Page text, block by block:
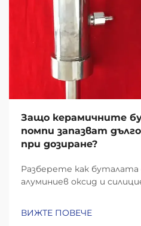
Защо керамичните
помпи запазват
при дозиране?
Разберете как
алуминиев оксид и
малко деформиране
ВИЖТЕ ПОВЕЧЕ